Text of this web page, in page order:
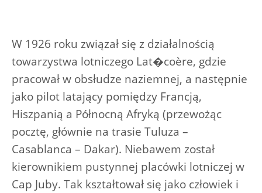
W 1926 roku związał się z działalnością
towarzystwa lotniczego Lat�coère, gdzie
pracował w obsłudze naziemnej, a następnie
jako pilot latający pomiędzy Francją,
Hiszpanią a Północną Afryką (przewożąc
pocztę, głównie na trasie Tuluza –
Casablanca – Dakar). Niebawem został
kierownikiem pustynnej placówki lotniczej w
Cap Juby. Tak kształtował się jako człowiek i